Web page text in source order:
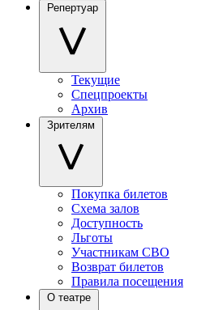
Репертуар
Текущие
Спецпроекты
Архив
Зрителям
Покупка билетов
Схема залов
Доступность
Льготы
Участникам СВО
Возврат билетов
Правила посещения
О театре